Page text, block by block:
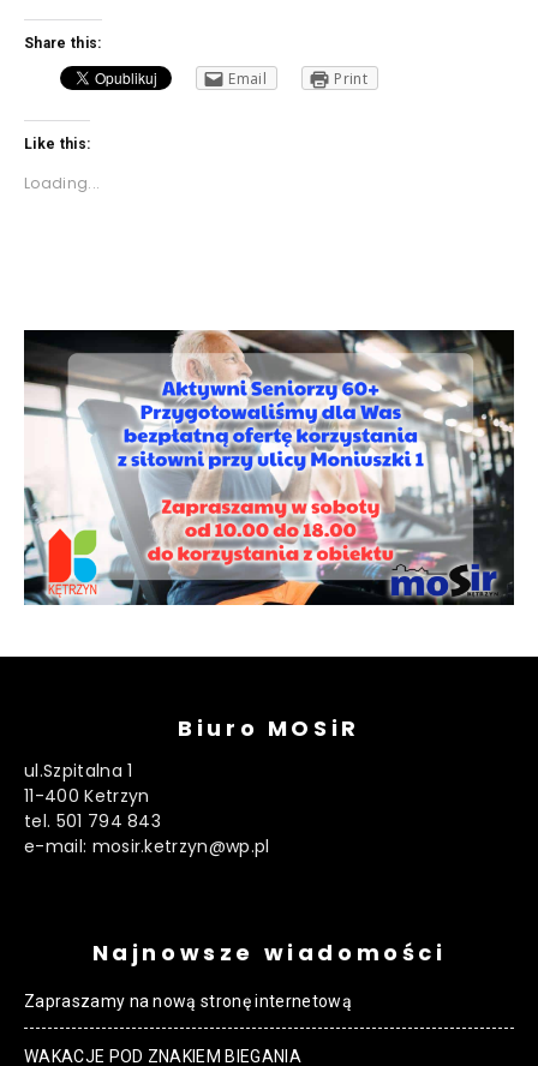
Share this:
Email Print
Like this:
Loading...
Biuro MOSiR
ul.Szpitalna 1
11-400 Ketrzyn
tel. 501 794 843
e-mail: mosir.ketrzyn@wp.pl
Najnowsze wiadomości
Zapraszamy na nową stronę internetową
WAKACJE POD ZNAKIEM BIEGANIA